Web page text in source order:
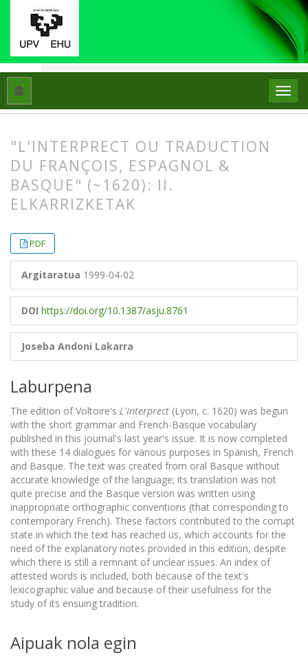
Hasiera Artikuluak
"L'INTERPRECT OU TRADUCTION
DU FRANÇOIS, ESPAGNOL &
BASQUE" (~1620): II.
ELKARRIZKETAK
PDF
Argitaratua 1999-04-02
DOI https://doi.org/10.1387/asju.8761
Joseba Andoni Lakarra
Laburpena
The edition of Voltoire's L'Interprect (Lyon, c. 1620) was begun
with the short grammar and French-Basque vocabulary
published in this journal's last year's issue. It is now completed
with these 14 dialogues for various purposes in Spanish, French
and Basque. The text was created from oral Basque without
accurate knowledge of the language; its translation was not
quite precise and the Basque version was written using
inappropriate orthographic conventions (that corresponding to
contemporary French). These factors contributed to the corrupt
state in which the text has reached us, which accounts for the
need of the explanatory notes provided in this edition, despite
which there is still a remnant of unclear issues. An index of
attested words is included, both because of the text's
lexicographic value and because of their usefulness for the
study of its ensuing tradition.
Aipuak nola egin